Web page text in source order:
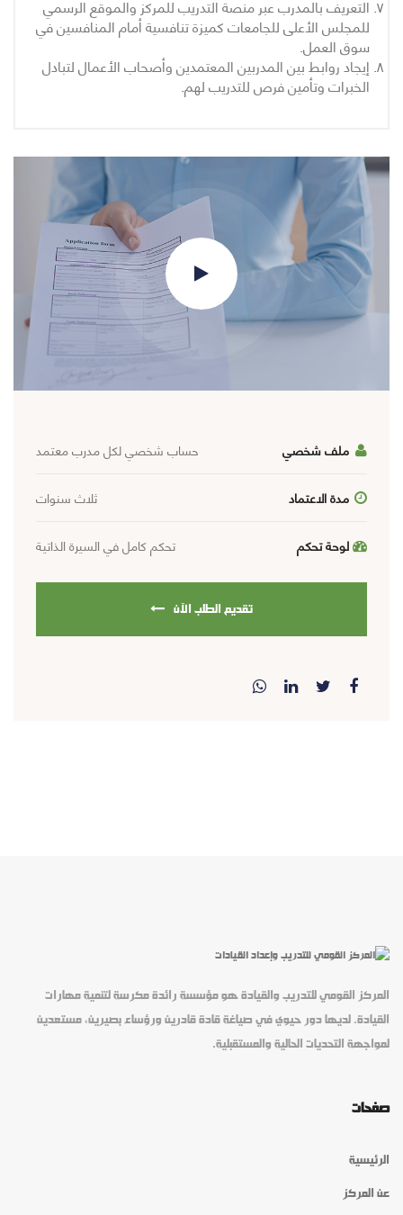
التعريف بالمدرب عبر منصة التدريب للمركز والموقع الرسمي
للمجلس الأعلى للجامعات كميزة تنافسية أمام المنافسين في
سوق العمل.
إيجاد روابط بين المدربين المعتمدين وأصحاب الأعمال لتبادل
الخبرات وتأمين فرص للتدريب لهم.
ملف شخصي حساب شخصي لكل مدرب معتمد
مدة الاعتماد ثلاث سنوات
لوحة تحكم تحكم كامل في السيرة الذاتية
تقديم الطلب الآن
المركز القومي للتدريب والقيادة هو مؤسسة رائدة مكرسة لتنمية مهارات
القيادة. لديها دور حيوي في صياغة قادة قادرين ورؤساء بصيرين، مستعدين
لمواجهة التحديات الحالية والمستقبلية.
صفحات
الرئيسية
عن المركز